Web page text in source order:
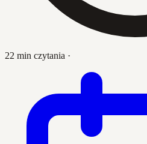
22 min czytania ·